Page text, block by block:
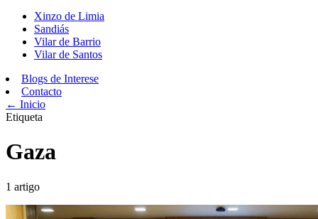
Xinzo de Limia
Sandiás
Vilar de Barrio
Vilar de Santos
Blogs de Interese
Contacto
← Inicio
Etiqueta
Gaza
1 artigo